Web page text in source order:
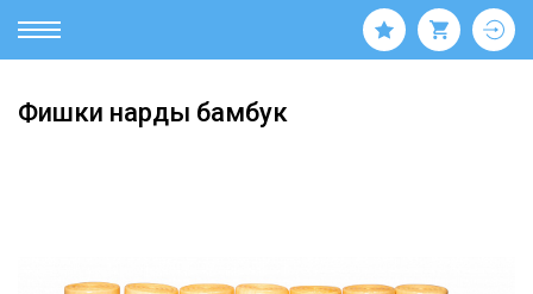
Фишки нарды бамбук